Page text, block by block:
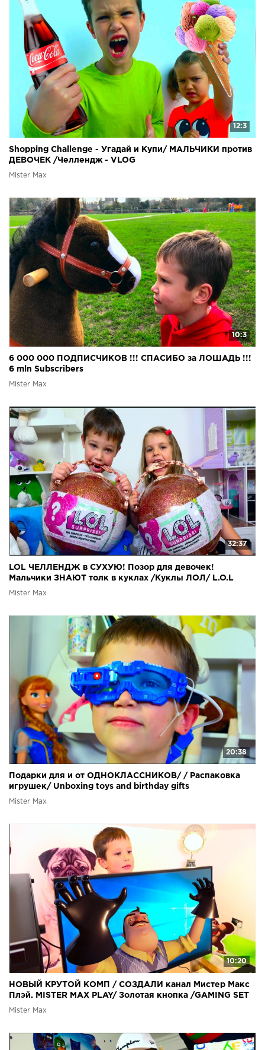
12:3
Shopping Challenge - Угадай и Купи/ МАЛЬЧИКИ против
ДЕВОЧЕК /Челлендж - VLOG
Mister Max
10:3
6 000 000 ПОДПИСЧИКОВ !!! СПАСИБО за ЛОШАДЬ !!!
6 mln Subscribers
Mister Max
32:37
LOL ЧЕЛЛЕНДЖ в СУХУЮ! Позор для девочек!
Мальчики ЗНАЮТ толк в куклах /Куклы ЛОЛ/ L.O.L
Challenge
Mister Max
20:38
Подарки для и от ОДНОКЛАССНИКОВ/ / Распаковка
игрушек/ Unboxing toys and birthday gifts
Mister Max
10:20
НОВЫЙ КРУТОЙ КОМП / СОЗДАЛИ канал Мистер Макс
Плэй. MISTER MAX PLAY/ Золотая кнопка /GAMING SET
Mister Max